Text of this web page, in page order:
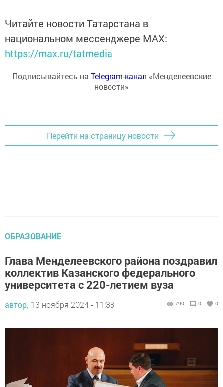
Читайте новости Татарстана в
национальном мессенджере MАХ:
https://max.ru/tatmedia
Подписывайтесь на Telegram-канал «Менделеевские
новости»
Перейти на страницу новости
ОБРАЗОВАНИЕ
Глава Менделеевского района поздравил
коллектив Казанского федерального
университета с 220-летием вуза
автор, 13 ноября 2024 - 11:33 790 0 0